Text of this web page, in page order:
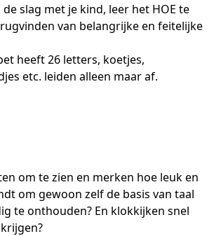
slag met je kind, leer het HOE te
van belangrijke en feitelijke
heeft 26 letters, koetjes,
etc. leiden alleen maar af.
om te zien en merken hoe leuk en
om gewoon zelf de basis van taal
te onthouden? En klokkijken snel